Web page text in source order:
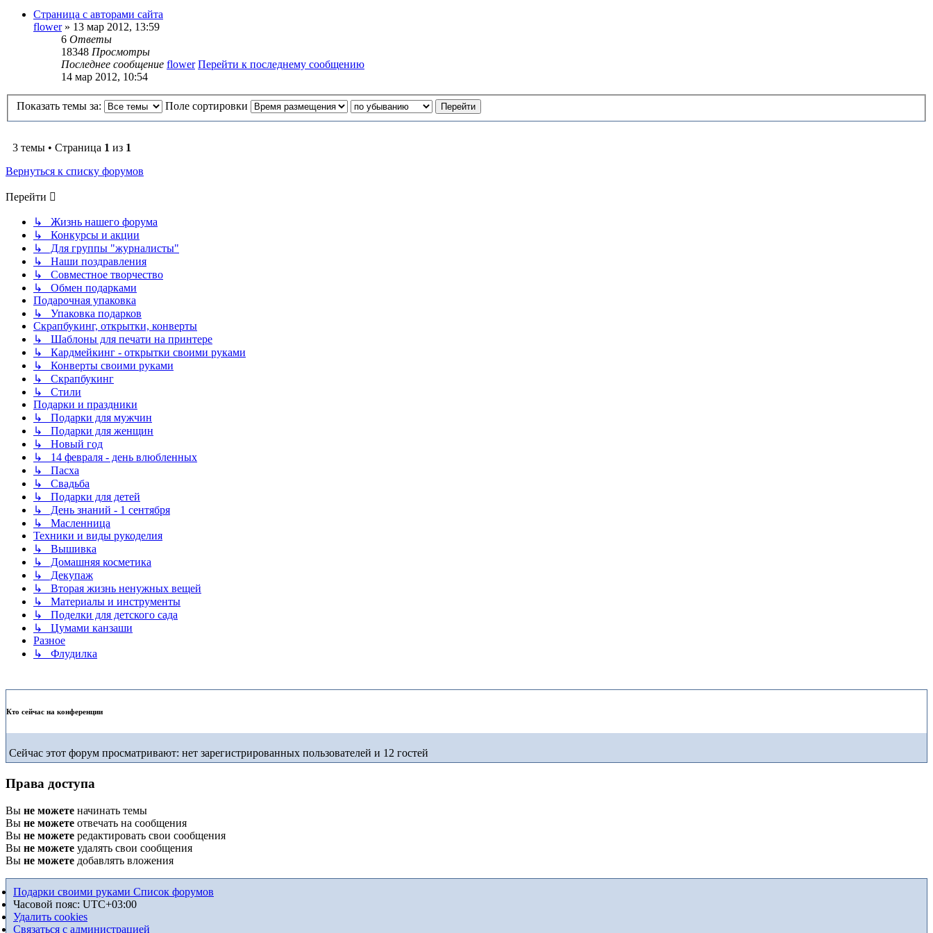
Страница с авторами сайта
flower» 13 мар 2012, 13:59
6 Ответы
18348 Просмотры
Последнее сообщение flower Перейти к последнему сообщению
14 мар 2012, 10:54
Показать темы за: Поле сортировки
3 темы • Страница 1 из 1
Вернуться к списку форумов
Перейти
↳ Жизнь нашего форума
↳ Конкурсы и акции
↳ Для группы "журналисты"
↳ Наши поздравления
↳ Совместное творчество
↳ Обмен подарками
Подарочная упаковка
↳ Упаковка подарков
Скрапбукинг, открытки, конверты
↳ Шаблоны для печати на принтере
↳ Кардмейкинг - открытки своими руками
↳ Конверты своими руками
↳ Скрапбукинг
↳ Стили
Подарки и праздники
↳ Подарки для мужчин
↳ Подарки для женщин
↳ Новый год
↳ 14 февраля - день влюбленных
↳ Пасха
↳ Свадьба
↳ Подарки для детей
↳ День знаний - 1 сентября
↳ Масленница
Техники и виды рукоделия
↳ Вышивка
↳ Домашняя косметика
↳ Декупаж
↳ Вторая жизнь ненужных вещей
↳ Материалы и инструменты
↳ Поделки для детского сада
↳ Цумами канзаши
Разное
↳ Флудилка
Кто сейчас на конференции
Сейчас этот форум просматривают: нет зарегистрированных пользователей и 12 гостей
Права доступа
Вы не можете начинать темы
Вы не можете отвечать на сообщения
Вы не можете редактировать свои сообщения
Вы не можете удалять свои сообщения
Вы не можете добавлять вложения
Подарки своими руками Список форумов
Часовой пояс: UTC+03:00
Удалить cookies
Связаться с администрацией